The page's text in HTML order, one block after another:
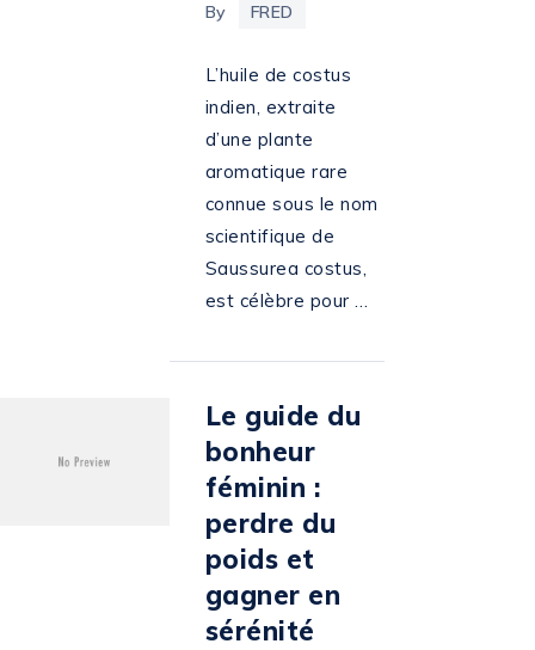
By FRED
L’huile de costus
indien, extraite
d’une plante
aromatique rare
connue sous le nom
scientifique de
Saussurea costus,
est célèbre pour …
Le guide du
bonheur
féminin :
perdre du
poids et
gagner en
sérénité